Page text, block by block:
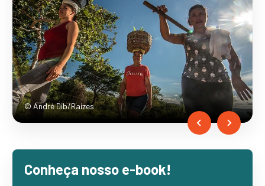
© André Dib/Raízes
Conheça nosso e-book!